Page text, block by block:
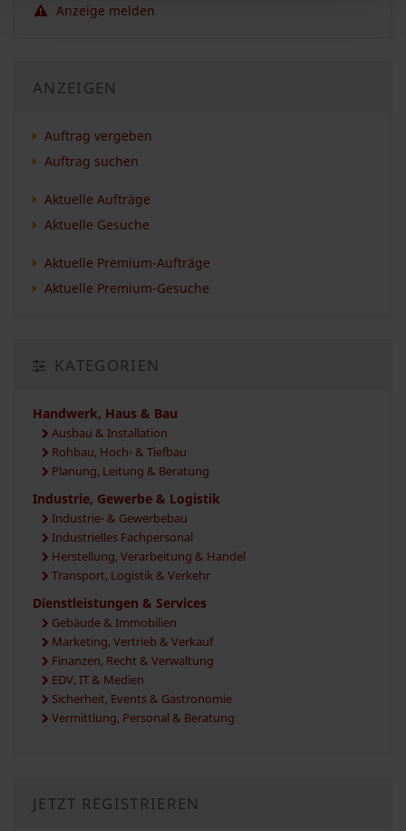
Anzeige melden
ANZEIGEN
Auftrag vergeben
Auftrag suchen
Aktuelle Aufträge
Aktuelle Gesuche
Aktuelle Premium-Aufträge
Aktuelle Premium-Gesuche
KATEGORIEN
Handwerk, Haus & Bau
Ausbau & Installation
Rohbau, Hoch- & Tiefbau
Planung, Leitung & Beratung
Industrie, Gewerbe & Logistik
Industrie- & Gewerbebau
Industrielles Fachpersonal
Herstellung, Verarbeitung & Handel
Transport, Logistik & Verkehr
Dienstleistungen & Services
Gebäude & Immobilien
Marketing, Vertrieb & Verkauf
Finanzen, Recht & Verwaltung
EDV, IT & Medien
Sicherheit, Events & Gastronomie
Vermittlung, Personal & Beratung
JETZT REGISTRIEREN